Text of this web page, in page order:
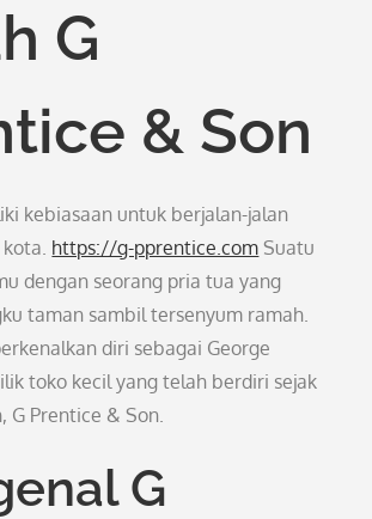
G
& Son
kebiasaan untuk berjalan-jalan
https://g-pprentice.com Suatu
dengan seorang pria tua yang
taman sambil tersenyum ramah.
diri sebagai George
toko kecil yang telah berdiri sejak
G Prentice & Son.
G